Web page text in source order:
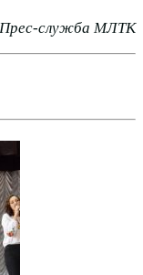
Прес-служба МЛТК